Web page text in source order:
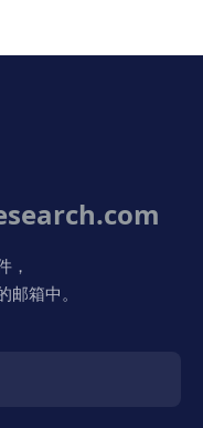
，
箱中。